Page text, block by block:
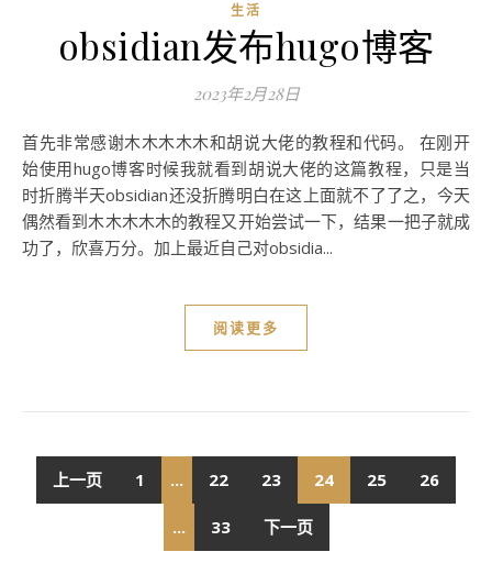
生活
obsidian发布hugo博客
2023年2月28日
首先非常感谢木木木木木和胡说大佬的教程和代码。 在刚开
始使用hugo博客时候我就看到胡说大佬的这篇教程，只是当
时折腾半天obsidian还没折腾明白在这上面就不了了之，今天
偶然看到木木木木木的教程又开始尝试一下，结果一把子就成
功了，欣喜万分。加上最近自己对obsidia...
阅读更多
上一页 1 ... 22 23 24 25 26
... 33 下一页